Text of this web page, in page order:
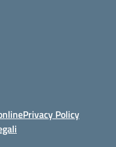
Privacy Policy